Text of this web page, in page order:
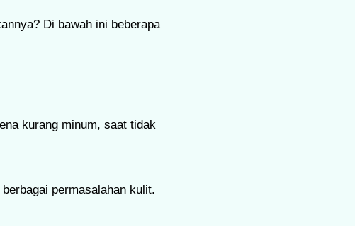
Di bawah ini beberapa
kurang minum, saat tidak
permasalahan kulit.